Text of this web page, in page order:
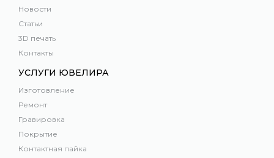
Новости
Статьи
3D печать
Контакты
УСЛУГИ ЮВЕЛИРА
Изготовление
Ремонт
Гравировка
Покрытие
Контактная пайка